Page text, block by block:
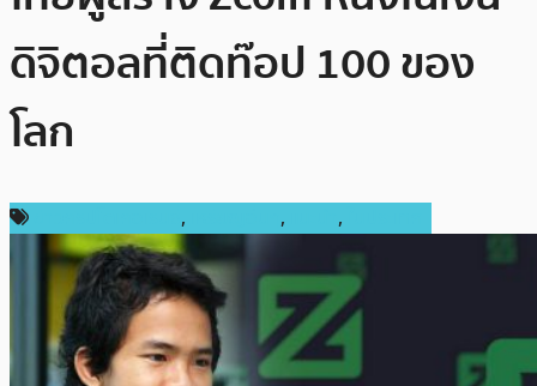
ดิจิตอลที่ติดท๊อป 100 ของ
โลก
, , ,